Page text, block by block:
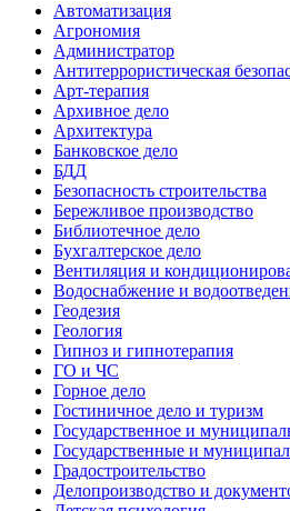
Автоматизация
Агрономия
Администратор
Антитеррористическая
Арт-терапия
Архивное дело
Архитектура
Банковское дело
БДД
Безопасность строительства
Бережливое производство
Библиотечное дело
Бухгалтерское дело
Вентиляция и
Водоснабжение и
Геодезия
Геология
Гипноз и гипнотерапия
ГО и ЧС
Горное дело
Гостиничное дело и туризм
Государственное и
Государственные и
Градостроительство
Делопроизводство и